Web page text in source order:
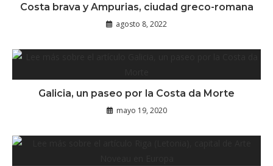
Costa brava y Ampurias, ciudad greco-romana
agosto 8, 2022
Galicia, un paseo por la Costa da Morte
mayo 19, 2020